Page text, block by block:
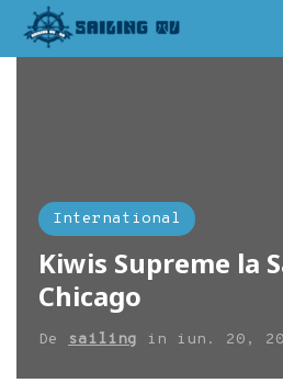
International
Kiwis Supreme la
Chicago
De sailing in iun. 20,